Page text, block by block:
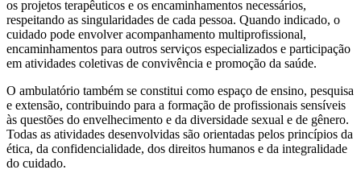
os projetos terapêuticos e os encaminhamentos necessários,
respeitando as singularidades de cada pessoa. Quando indicado, o
cuidado pode envolver acompanhamento multiprofissional,
encaminhamentos para outros serviços especializados e participação
em atividades coletivas de convivência e promoção da saúde.
O ambulatório também se constitui como espaço de ensino, pesquisa
e extensão, contribuindo para a formação de profissionais sensíveis
às questões do envelhecimento e da diversidade sexual e de gênero.
Todas as atividades desenvolvidas são orientadas pelos princípios da
ética, da confidencialidade, dos direitos humanos e da integralidade
do cuidado.